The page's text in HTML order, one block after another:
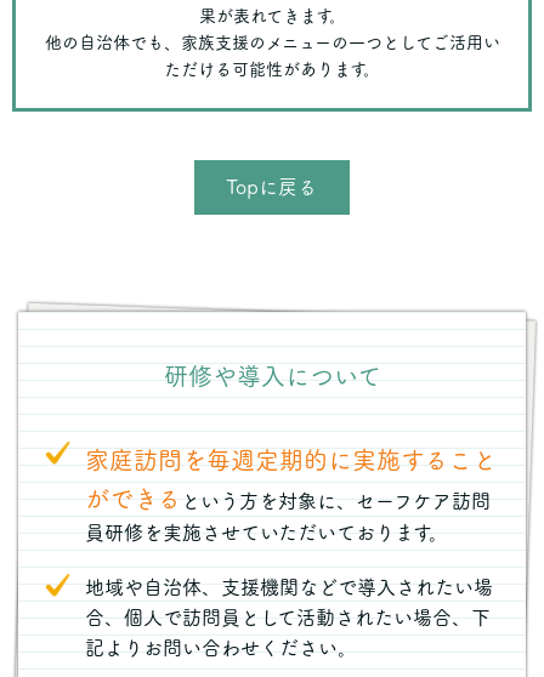
果が表れてきます。
他の自治体でも、家族支援のメニューの一つとしてご活用い
ただける可能性があります。
Topに戻る
研修や導入について
家庭訪問を毎週定期的に実施すること
ができるという方を対象に、セーフケア訪問
員研修を実施させていただいております。
地域や自治体、支援機関などで導入されたい場
合、個人で訪問員として活動されたい場合、下
記よりお問い合わせください。